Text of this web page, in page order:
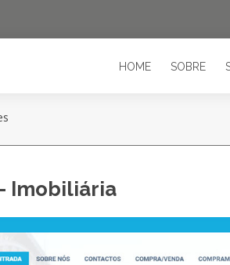
HOME SOBRE
Imobiliária